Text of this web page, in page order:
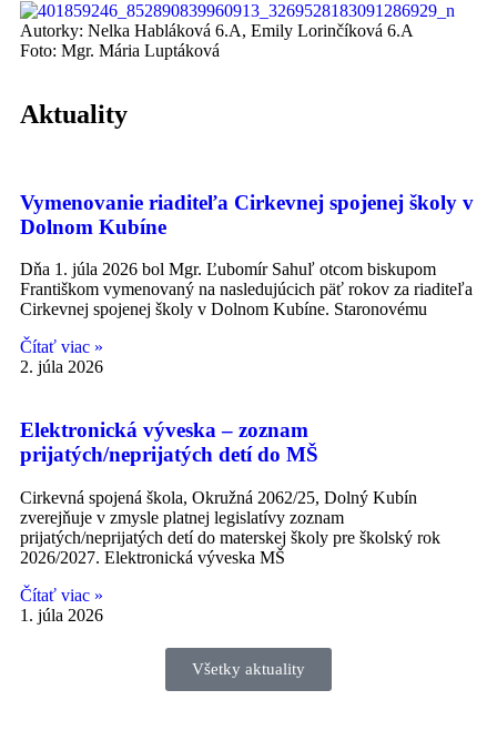
Autorky: Nelka Habláková 6.A, Emily Lorinčíková 6.A
Foto: Mgr. Mária Luptáková
Aktuality
Vymenovanie riaditeľa Cirkevnej spojenej školy v
Dolnom Kubíne
Dňa 1. júla 2026 bol Mgr. Ľubomír Sahuľ otcom biskupom
Františkom vymenovaný na nasledujúcich päť rokov za riaditeľa
Cirkevnej spojenej školy v Dolnom Kubíne. Staronovému
Čítať viac »
2. júla 2026
Elektronická výveska – zoznam
prijatých/neprijatých detí do MŠ
Cirkevná spojená škola, Okružná 2062/25, Dolný Kubín
zverejňuje v zmysle platnej legislatívy zoznam
prijatých/neprijatých detí do materskej školy pre školský rok
2026/2027. Elektronická výveska MŠ
Čítať viac »
1. júla 2026
Všetky aktuality